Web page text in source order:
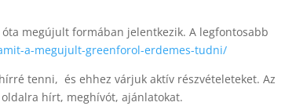
megújult formában jelentkezik. A legfontosabb
a-megujult-greenforol-erdemes-tudni/
tenni, és ehhez várjuk aktív részvételeteket. Az
hírt, meghívót, ajánlatokat.